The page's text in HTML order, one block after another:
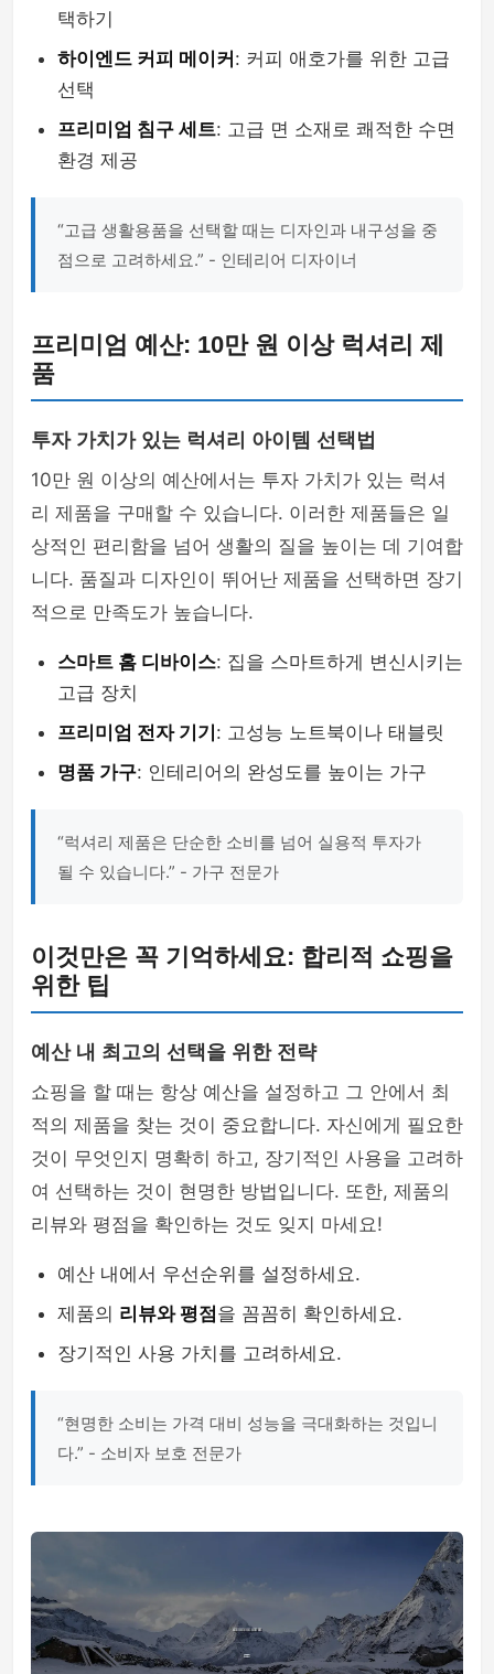
택하기
하이엔드 커피 메이커 : 커피 애호가를 위한 고급
선택
프리미엄 침구 세트: 고급 면 소재로 쾌적한 수면
환경 제공
“고급 생활용품을 선택할 때는 디자인과 내구성을 중
점으로 고려하세요.” - 인테리어 디자이너
프리미엄 예산: 10만 원 이상 럭셔리 제
품
투자 가치가 있는 럭셔리 아이템 선택법
10만 원 이상의 예산에서는 투자 가치가 있는 럭셔
리 제품을 구매할 수 있습니다. 이러한 제품들은 일
상적인 편리함을 넘어 생활의 질을 높이는 데 기여합
니다. 품질과 디자인이 뛰어난 제품을 선택하면 장기
적으로 만족도가 높습니다.
스마트 홈 디바이스: 집을 스마트하게 변신시키는
고급 장치
프리미엄 전자 기기 : 고성능 노트북이나 태블릿
명품 가구: 인테리어의 완성도를 높이는 가구
“럭셔리 제품은 단순한 소비를 넘어 실용적 투자가
될 수 있습니다.” - 가구 전문가
이것만은 꼭 기억하세요: 합리적 쇼핑을
위한 팁
예산 내 최고의 선택을 위한 전략
쇼핑을 할 때는 항상 예산을 설정하고 그 안에서 최
적의 제품을 찾는 것이 중요합니다. 자신에게 필요한
것이 무엇인지 명확히 하고, 장기적인 사용을 고려하
여 선택하는 것이 현명한 방법입니다. 또한, 제품의
리뷰와 평점을 확인하는 것도 잊지 마세요!
예산 내에서 우선순위를 설정하세요.
제품의 리뷰와 평점을 꼼꼼히 확인하세요.
장기적인 사용 가치를 고려하세요.
“현명한 소비는 가격 대비 성능을 극대화하는 것입니
다.” - 소비자 보호 전문가